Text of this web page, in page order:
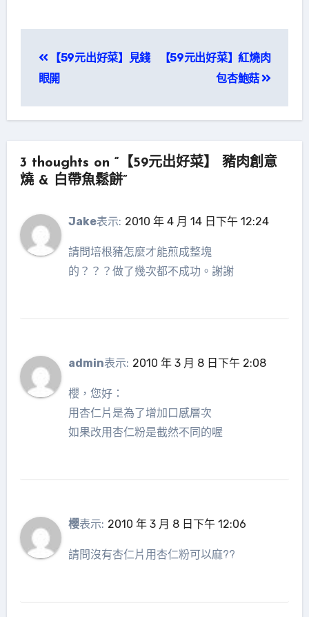
章
覽
【59元出好菜】見錢
眼開
【59元出好菜】紅燒肉
包杏鮑菇
3 thoughts on “【59元出好菜】 豬肉創意
燒 & 白帶魚鬆餅”
Jake表示: 2010 年 4 月 14 日下午 12:24
請問培根豬怎麼才能煎成整塊
的？？？做了幾次都不成功。謝謝
admin表示: 2010 年 3 月 8 日下午 2:08
櫻，您好：
用杏仁片是為了增加口感層次
如果改用杏仁粉是截然不同的喔
櫻表示: 2010 年 3 月 8 日下午 12:06
請問沒有杏仁片用杏仁粉可以麻??